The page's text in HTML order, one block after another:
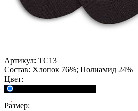
Артикул: TC13
Состав: Хлопок 76%; Полиамид 24%
Цвет:
Размер: